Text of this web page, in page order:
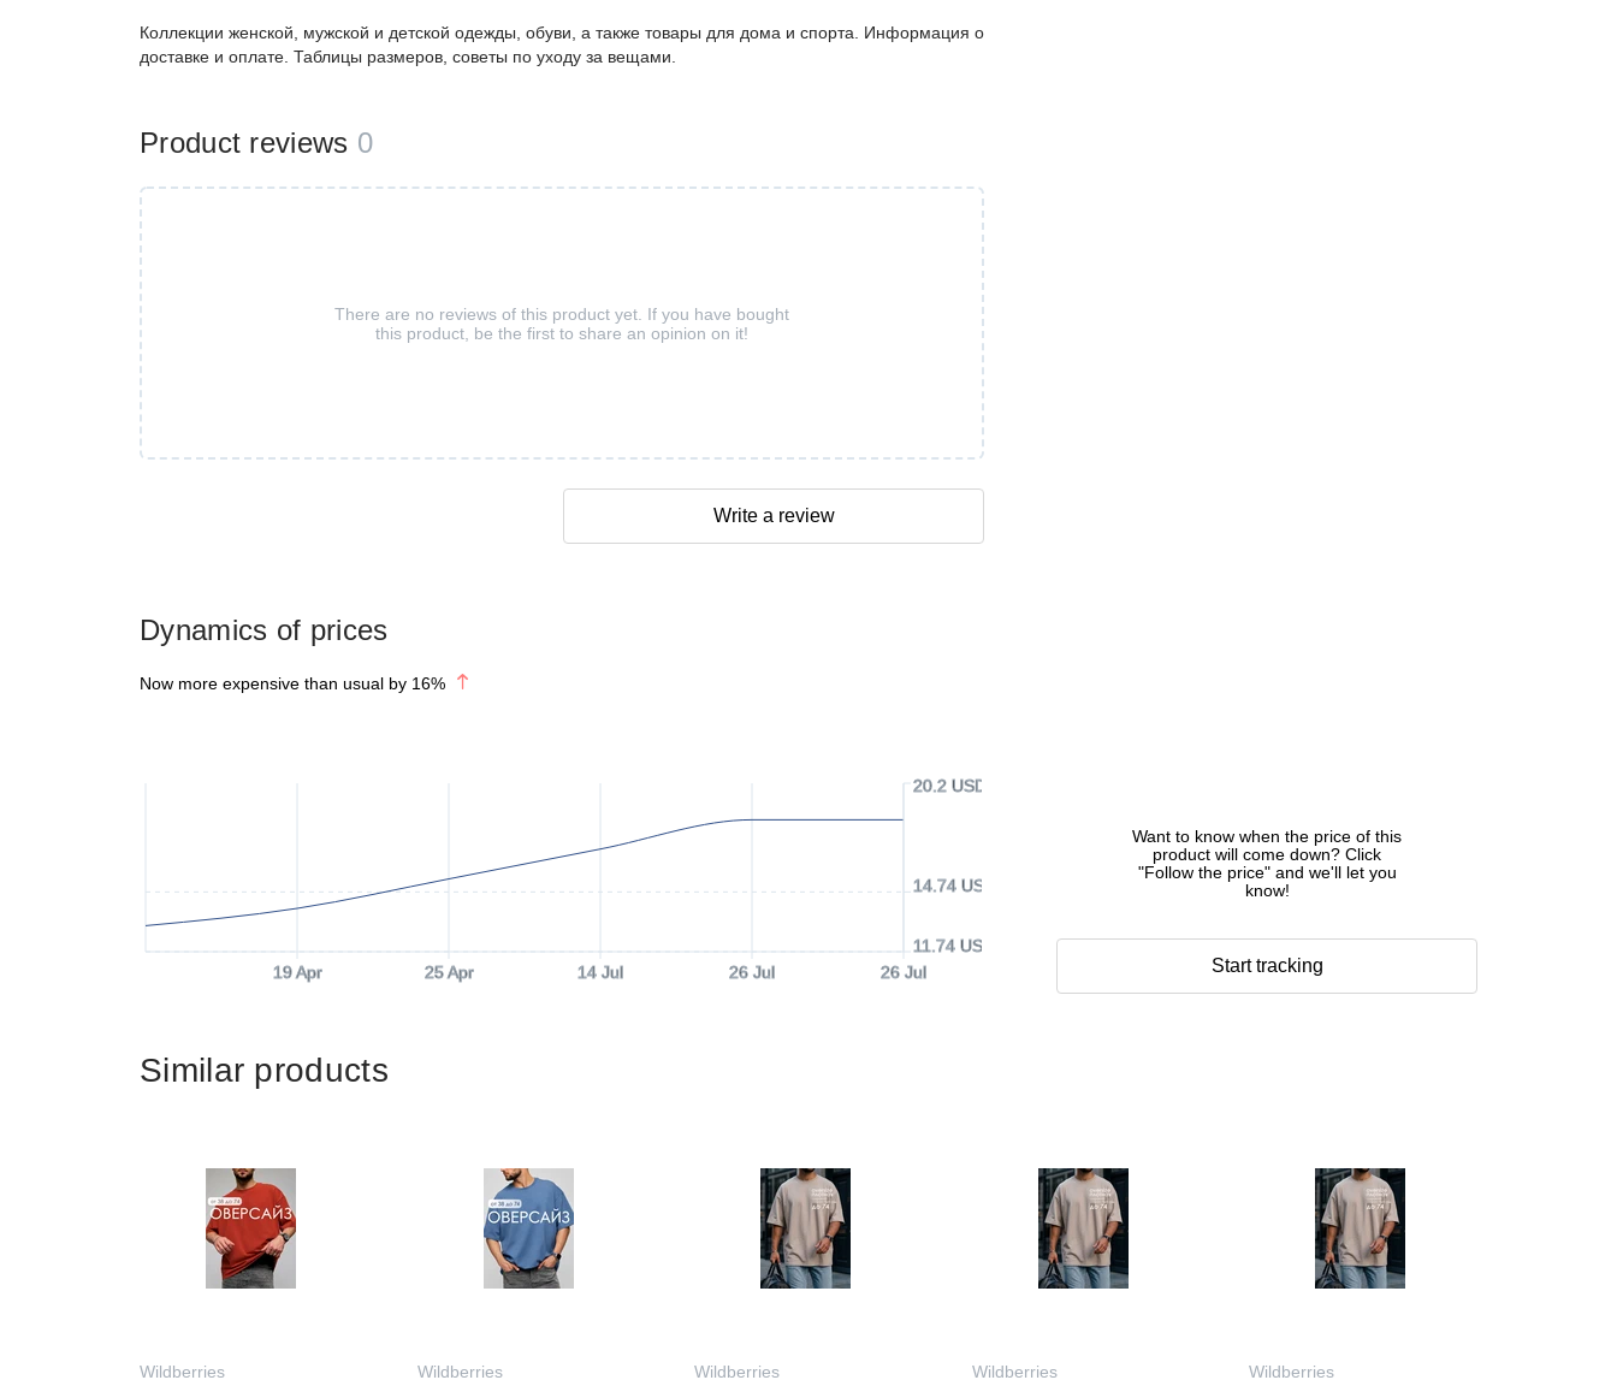
Dynamics of prices
Now more expensive than usual by 16%
19 Apr 25 Apr 14 Jul 26 Jul 26 Jul
11.74 USD
14.74 USD
20.2 USD
Want to know when the price of this
product will come down? Click
"Follow the price" and we'll let you
know!
Start tracking
Коллекции женской, мужской и детской одежды, обуви, а также товары для дома и спорта. Информация о
доставке и оплате. Таблицы размеров, советы по уходу за вещами.
Product reviews 0
There are no reviews of this product yet. If you have bought
this product, be the first to share an opinion on it!
Write a review
Similar products
Wildberries Wildberries Wildberries Wildberries Wildberries